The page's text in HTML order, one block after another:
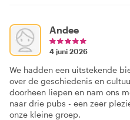
Andee
4 juni 2026
We hadden een uitstekende
over de geschiedenis en
doorheen liepen en nam ons
naar drie pubs - een zeer
onze kleine groep.